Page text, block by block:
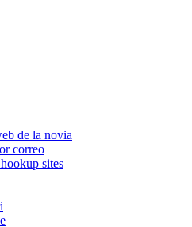
de la novia
correo
sites